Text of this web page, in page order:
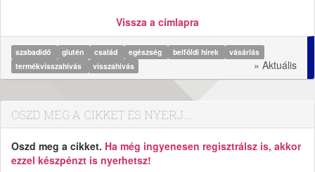
Vissza a címlapra
szabadidő glutén család egészség belföldi hírek
vásárlás
termékvisszahívás
visszahívás » Aktuális
OSZD MEG A CIKKET ÉS NYERJ...
Oszd meg a cikket. Ha még ingyenesen regisztrálsz is, akkor
ezzel készpénzt is nyerhetsz!